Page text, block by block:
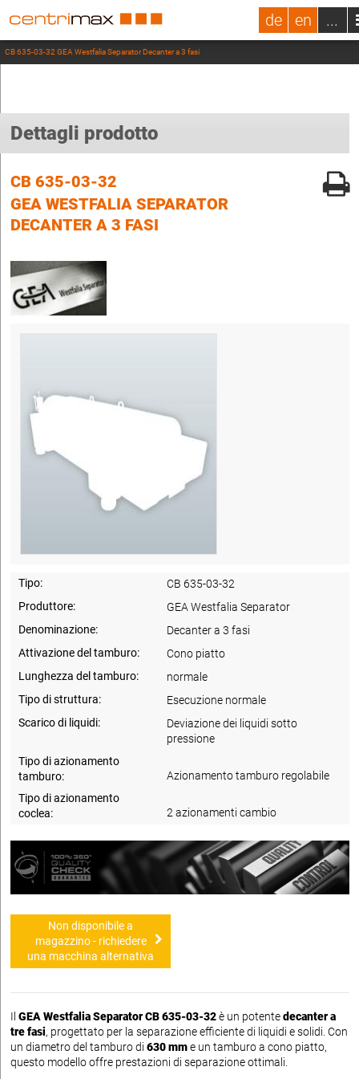
de en ...
CB 635-03-32 GEA Westfalia Separator Decanter a 3 fasi
Dettagli prodotto
CB 635-03-32
GEA WESTFALIA SEPARATOR
DECANTER A 3 FASI
Tipo:
CB 635-03-32
Produttore:
GEA Westfalia Separator
Denominazione:
Decanter a 3 fasi
Attivazione del tamburo:
Cono piatto
Lunghezza del tamburo:
normale
Tipo di struttura:
Esecuzione normale
Scarico di liquidi:
Deviazione dei liquidi sotto
pressione
Tipo di azionamento
tamburo:
Azionamento tamburo regolabile
Tipo di azionamento
coclea:
2 azionamenti cambio
Non disponibile a
magazzino - richiedere
una macchina alternativa
Il GEA Westfalia Separator CB 635-03-32è un potentedecanter a
tre fasi, progettato per la separazione efficiente di liquidi e solidi. Con
un diametro del tamburo di 630 mme un tamburo a cono piatto,
questo modello offre prestazioni di separazione ottimali.